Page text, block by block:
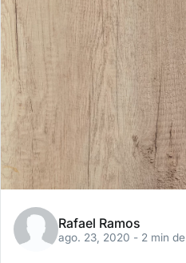
Rafael Ramos
ago. 23, 2020 - 2 min